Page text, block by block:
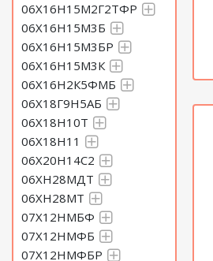
06Х16Н15М2Г2ТФР
06Х16Н15М3Б
06Х16Н15М3БР
06Х16Н15М3К
06Х16Н2К5ФМБ
06Х18Г9Н5АБ
06Х18Н10Т
06Х18Н11
06Х20Н14С2
06ХН28МДТ
06ХН28МТ
07Х12НМБФ
07Х12НМФБ
07Х12НМФБР